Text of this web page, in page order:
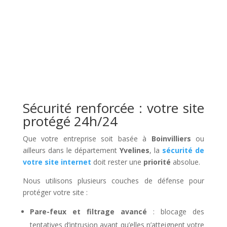
Sécurité renforcée : votre site
protégé 24h/24
Que votre entreprise soit basée à Boinvilliers ou
ailleurs dans le départementYvelines, la sécurité de
votre site internet doit rester une priorité absolue.
Nous utilisons plusieurs couches de défense pour
protéger votre site :
Pare-feux et filtrage avancé : blocage des
tentatives d’intrusion avant qu’elles n’atteignent votre